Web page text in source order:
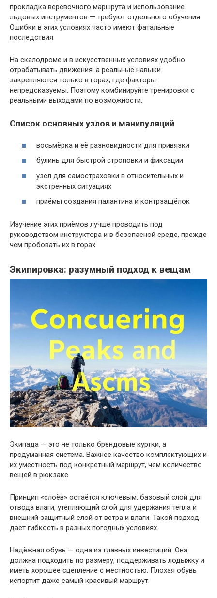
прокладка верёвочного маршрута и использование
льдовых инструментов — требуют отдельного обучения.
Ошибки в этих условиях часто имеют фатальные
последствия.
На скалодроме и в искусственных условиях удобно
отрабатывать движения, а реальные навыки
закрепляются только в горах, где факторы
непредсказуемы. Поэтому комбинируйте тренировки с
реальными выходами по возможности.
Список основных узлов и манипуляций
восьмёрка и её разновидности для привязки
булинь для быстрой строповки и фиксации
узел для самостраховки в относительных и
экстренных ситуациях
приёмы создания палантина и контрзащёлок
Изучение этих приёмов лучше проводить под
руководством инструктора и в безопасной среде, прежде
чем пробовать их в горах.
Экипировка: разумный подход к вещам
Экипада — это не только брендовые куртки, а
продуманная система. Важнее качество комплектующих и
их уместность под конкретный маршрут, чем количество
вещей в рюкзаке.
Принцип «слоёв» остаётся ключевым: базовый слой для
отвода влаги, утепляющий слой для удержания тепла и
внешний защитный слой от ветра и влаги. Такой подход
даёт гибкость в разных погодных условиях.
Надёжная обувь — одна из главных инвестиций. Она
должна подходить по размеру, поддерживать лодыжку и
иметь хорошее сцепление с местностью. Плохая обувь
испортит даже самый красивый маршрут.